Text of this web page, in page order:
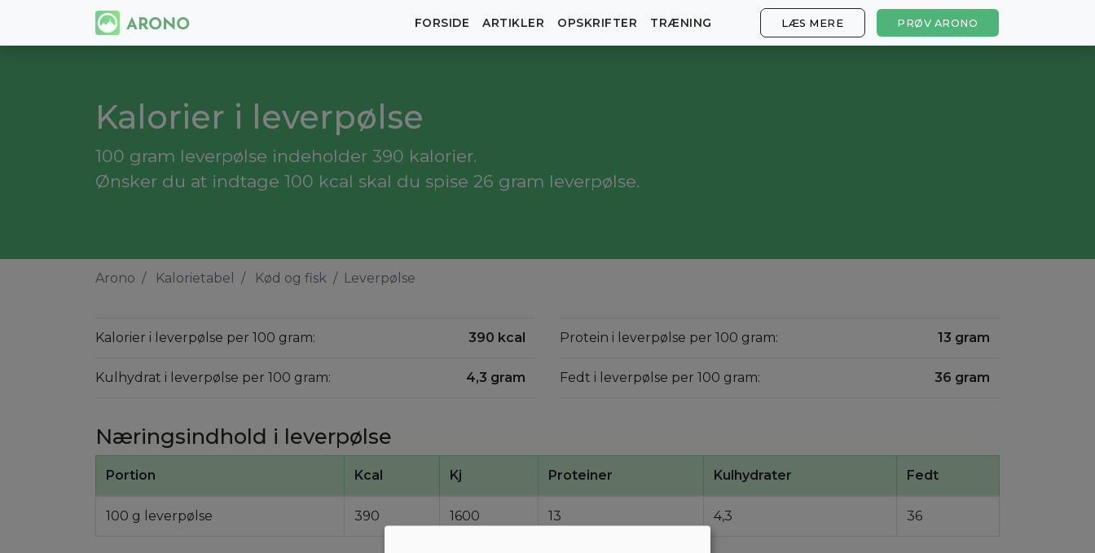
FORSIDE ARTIKLER OPSKRIFTER TRÆNING LÆS MERE PRØV ARONO
Kalorier i leverpølse
100 gram leverpølse indeholder 390 kalorier.
Ønsker du at indtage 100 kcal skal du spise 26 gram leverpølse.
Arono Kalorietabel Kød og fisk Leverpølse
Kalorier i leverpølse per 100 gram: 390 kcal
Kulhydrat i leverpølse per 100 gram: 4,3 gram
Protein i leverpølse per 100 gram: 13 gram
Fedt i leverpølse per 100 gram: 36 gram
Næringsindhold i leverpølse
Portion Kcal Kj Proteiner Kulhydrater Fedt
100 g leverpølse 390 1600 13 4,3 36